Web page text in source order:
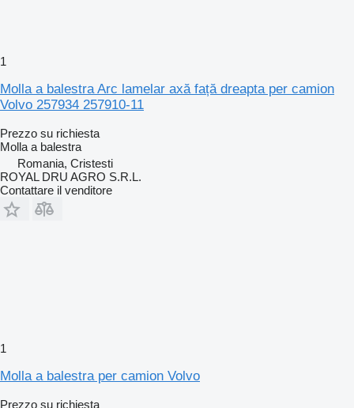
1
Molla a balestra Arc lamelar axă față dreapta per camion
Volvo 257934 257910-11
Prezzo su richiesta
Molla a balestra
Romania, Cristesti
ROYAL DRU AGRO S.R.L.
Contattare il venditore
1
Molla a balestra per camion Volvo
Prezzo su richiesta